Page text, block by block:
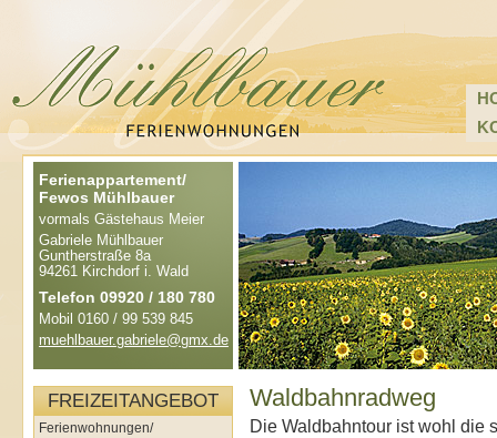
Ferienappartement/
Fewos Mühlbauer
vormals Gästehaus Meier
Gabriele Mühlbauer
Guntherstraße 8a
94261 Kirchdorf i. Wald
Telefon 09920 / 180 780
Mobil 0160 / 99 539 845
muehlbauer.gabriele@gmx.de
FREIZEITANGEBOT
Ferienwohnungen/
Waldbahnradweg
Die Waldbahntour ist wohl die